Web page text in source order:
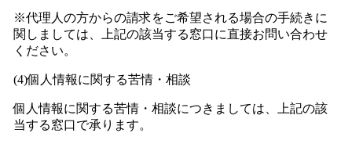
※代理人の方からの請求をご希望される場合の手続きに
関しましては、上記の該当する窓口に直接お問い合わせ
ください。
(4)個人情報に関する苦情・相談
個人情報に関する苦情・相談につきましては、上記の該
当する窓口で承ります。